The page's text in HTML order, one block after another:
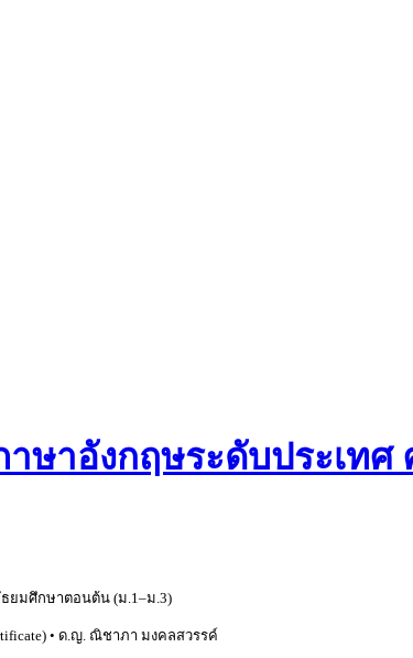
ษาอังกฤษระดับประเทศ
ธยมศึกษาตอนต้น (ม.1–ม.3)
• ด.ญ. ณิชาภา มงคลสวรรค์